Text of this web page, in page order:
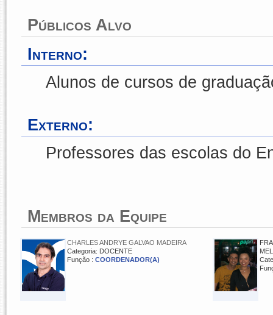
Públicos Alvo
Interno:
Alunos de cursos de
Externo:
Professores das escolas do
Membros da Equipe
CHARLES ANDRYE GALVAO MADEIRA
Categoria: DOCENTE
Função : COORDENADOR(A)